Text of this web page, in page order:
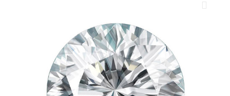
ROYAL DIAMONDS